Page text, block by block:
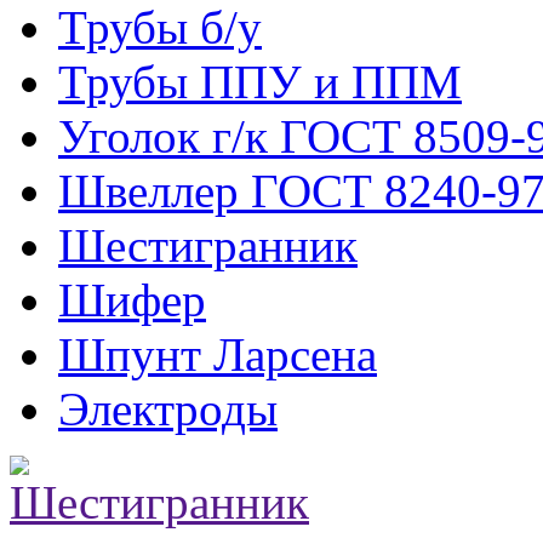
Трубы б/у
Трубы ППУ и ППМ
Уголок г/к ГОСТ 8509-
Швеллер ГОСТ 8240-
Шестигранник
Шифер
Шпунт Ларсена
Электроды